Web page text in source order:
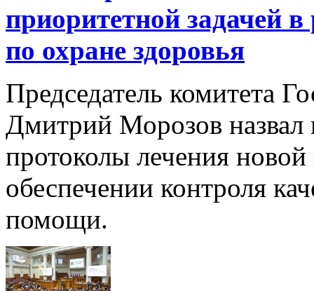
приоритетной задачей
по охране здоровья
Председатель комитета
Дмитрий Морозов назвал
протоколы лечения новой
обеспечении контроля
помощи.